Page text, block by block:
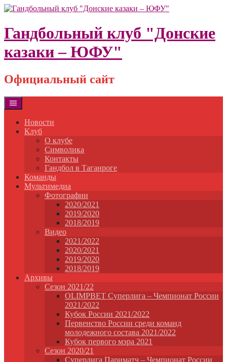
Skip
content
Гандбольный клуб "Донские
казаки – ЮФУ"
Официальный сайт
Новости
Клуб
О клубе
Символика
Контакты
Гандбол в Таганроге
Команды
Мультимедиа
Фотографии
2020/2021
2019/2020
2018/2019
Видео
2021/2022
2020/2021
2019/2020
2018/2019
Архивы
Сезон 2021/22
OLIMPBET Суперлига – Чемпионат России
2021/2022
Кубок России 2021/2022
Первенство России среди команд
молодежного состава 2021/2022
Кубок первого мэра 2021
Сезон 2020/21
Суперлига Париматч – Чемпионат России